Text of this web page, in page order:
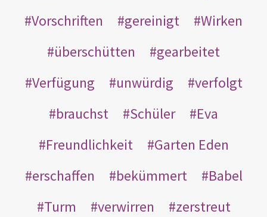
Vorschriften
gereinigt
Wirken
überschütten
gearbeitet
Verfügung
unwürdig
verfolgt
brauchst
Schüler
Eva
Freundlichkeit
Garten Eden
erschaffen
bekümmert
Babel
Turm
verwirren
zerstreut